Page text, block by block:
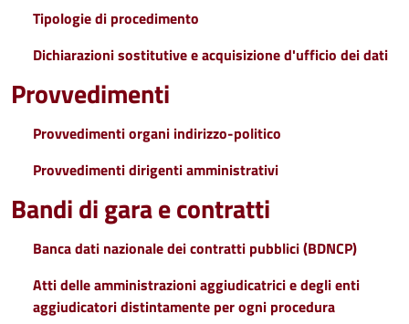
Tipologie di procedimento
Dichiarazioni sostitutive e acquisizione d'ufficio dei dati
Provvedimenti
Provvedimenti organi indirizzo-politico
Provvedimenti dirigenti amministrativi
Bandi di gara e contratti
Banca dati nazionale dei contratti pubblici (BDNCP)
Atti delle amministrazioni aggiudicatrici e degli enti
aggiudicatori distintamente per ogni procedura